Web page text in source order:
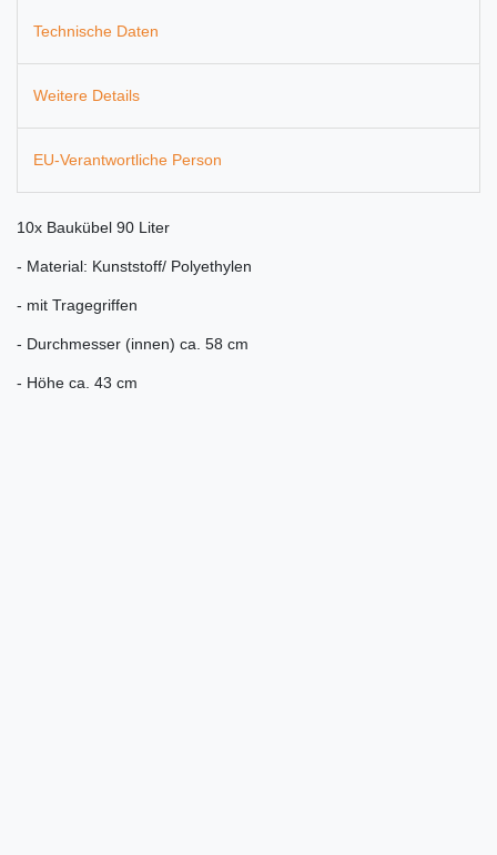
Technische Daten
Weitere Details
EU-Verantwortliche Person
10x Baukübel 90 Liter
- Material: Kunststoff/ Polyethylen
- mit Tragegriffen
- Durchmesser (innen) ca. 58 cm
- Höhe ca. 43 cm